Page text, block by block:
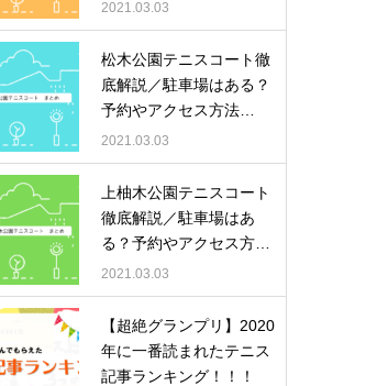
2021.03.03
松木公園テニスコート徹
底解説／駐車場はある？
予約やアクセス方法…
2021.03.03
上柚木公園テニスコート
徹底解説／駐車場はあ
る？予約やアクセス方…
2021.03.03
【超絶グランプリ】2020
年に一番読まれたテニス
記事ランキング！！！